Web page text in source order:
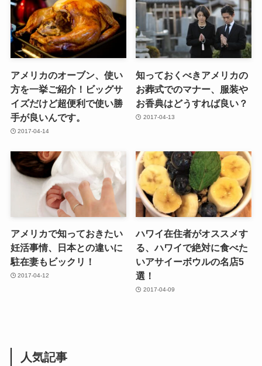
アメリカのオーブン、使い
方を一挙ご紹介！ビッグサ
イズだけど超便利で使い勝
手が良いんです。
2017-04-14
知っておくべきアメリカの
お葬式でのマナー、服装や
お香典はどうすれば良い？
2017-04-13
アメリカで知っておきたい
妊活事情、日本との違いに
駐在妻もビックリ！
2017-04-12
ハワイ在住者がオススメす
る、ハワイで絶対に食べた
いアサイーボウルの名店5
選！
2017-04-09
人気記事